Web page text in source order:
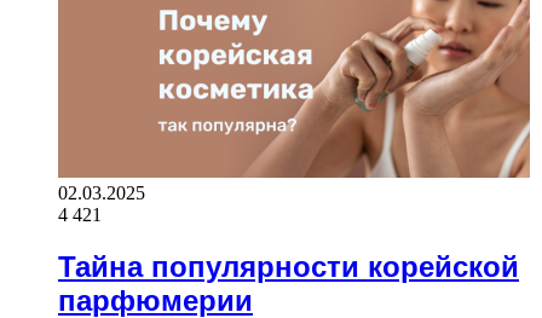
02.03.2025
4 421
Тайна популярности корейской
парфюмерии